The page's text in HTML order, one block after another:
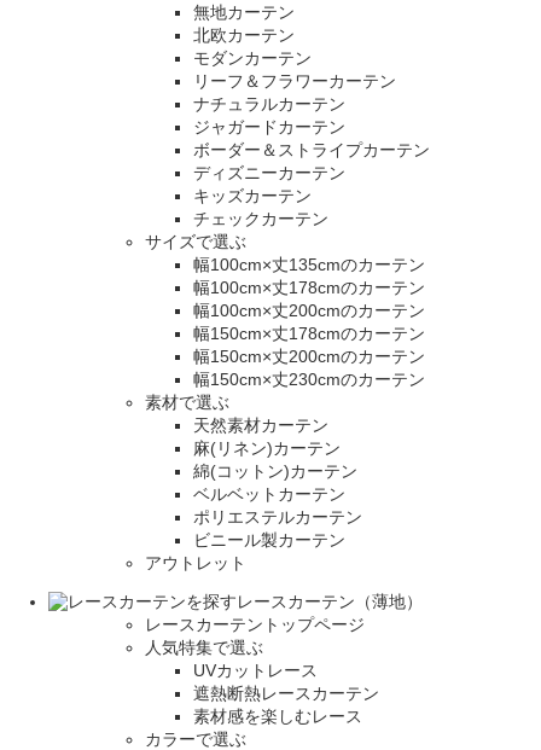
無地カーテン
北欧カーテン
モダンカーテン
リーフ＆フラワーカーテン
ナチュラルカーテン
ジャガードカーテン
ボーダー＆ストライプカーテン
ディズニーカーテン
キッズカーテン
チェックカーテン
サイズで選ぶ
幅100cm×丈135cmのカーテン
幅100cm×丈178cmのカーテン
幅100cm×丈200cmのカーテン
幅150cm×丈178cmのカーテン
幅150cm×丈200cmのカーテン
幅150cm×丈230cmのカーテン
素材で選ぶ
天然素材カーテン
麻(リネン)カーテン
綿(コットン)カーテン
ベルベットカーテン
ポリエステルカーテン
ビニール製カーテン
アウトレット
レースカーテン（薄地）
レースカーテントップページ
人気特集で選ぶ
UVカットレース
遮熱断熱レースカーテン
素材感を楽しむレース
カラーで選ぶ